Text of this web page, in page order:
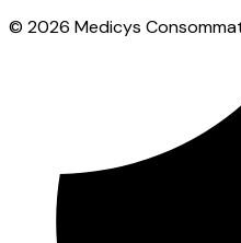
© 2026 Medicys